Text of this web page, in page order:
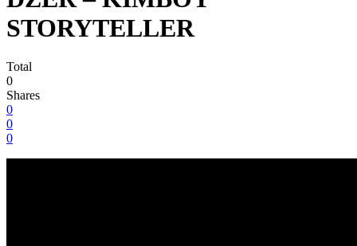
STORYTELLER
Total
0
Shares
0
0
0